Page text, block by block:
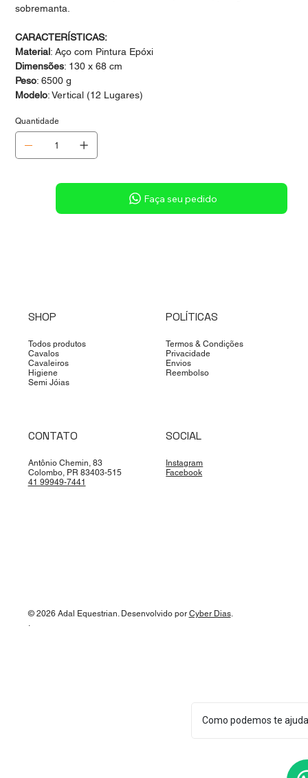
sobremanta.
CARACTERÍSTICAS:
Material: Aço com Pintura Epóxi
Dimensões: 130 x 68 cm
Peso: 6500 g
Modelo: Vertical (12 Lugares)
Quantidade
Sob consulta
Faça seu pedido
SHOP
Todos produtos
Cavalos
Cavaleiros
Higiene
Semi Jóias
POLÍTICAS
Termos & Condições
Privacidade
Envios
Reembolso
CONTATO
Antônio Chemin, 83
Colombo, PR 83403-515
41 99949-7441
SOCIAL
Instagram
Facebook
© 2026 Adal Equestrian. Desenvolvido por Cyber Dias.
.
Como podemos te